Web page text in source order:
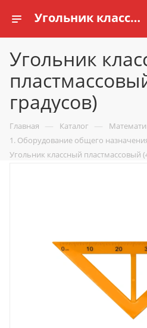
Угольник классный пластмассовый (45 и 45 градусов) купить по доступной цене в интернет магазине schools.ru
Угольник
градусов)
Главная — Каталог —
1. Оборудование общего
Угольник классный пластмассовый